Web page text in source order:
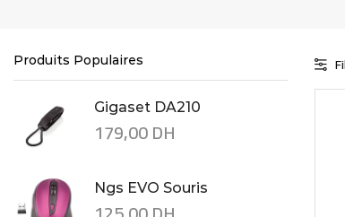
Produits Populaires
Gigaset DA210
179,00DH
Ngs EVO Souris